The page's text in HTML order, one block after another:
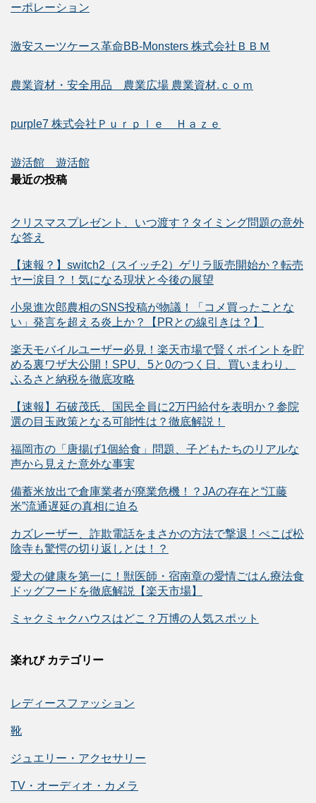
ーポレーション
激安スーツケース革命BB-Monsters 株式会社ＢＢＭ
農業資材・安全用品 農業広場 農業資材.ｃｏｍ
purple7 株式会社Ｐｕｒｐｌｅ Ｈａｚｅ
遊活館 遊活館
最近の投稿
クリスマスプレゼント、いつ渡す？タイミング問題の意外
な答え
【速報？】switch2（スイッチ2）ゲリラ販売開始か？転売
ヤー涙目？！気になる現状と今後の展望
小泉進次郎農相のSNS投稿が物議！「コメ買ったことな
い」発言を超える炎上か？【PRとの線引きは？】
楽天モバイルユーザー必見！楽天市場で賢くポイントを貯
める裏ワザ大公開！SPU、5と0のつく日、買いまわり、
ふるさと納税を徹底攻略
【速報】石破茂氏、国民全員に2万円給付を表明か？参院
選の目玉政策となる可能性は？徹底解説！
福岡市の「唐揚げ1個給食」問題、子どもたちのリアルな
声から見えた意外な事実
備蓄米放出で倉庫業者が廃業危機！？JAの存在と“江藤
米”流通遅延の真相に迫る
カズレーザー、詐欺電話をまさかの方法で撃退！ぺこぱ松
陰寺も驚愕の切り返しとは！？
愛犬の健康を第一に！獣医師・宿南章の愛情ごはん療法食
ドッグフードを徹底解説【楽天市場】
ミャクミャクハウスはどこ？万博の人気スポット
楽れび カテゴリー
レディースファッション
靴
ジュエリー・アクセサリー
TV・オーディオ・カメラ